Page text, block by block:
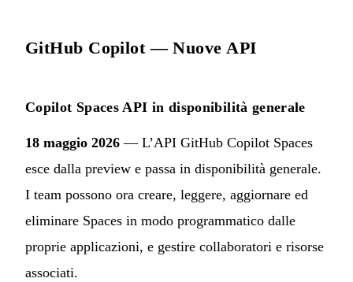
GitHub Copilot — Nuove API
Copilot Spaces API in disponibilità generale
18 maggio 2026 — L’API GitHub Copilot Spaces
esce dalla preview e passa in disponibilità generale.
I team possono ora creare, leggere, aggiornare ed
eliminare Spaces in modo programmatico dalle
proprie applicazioni, e gestire collaboratori e risorse
associati.